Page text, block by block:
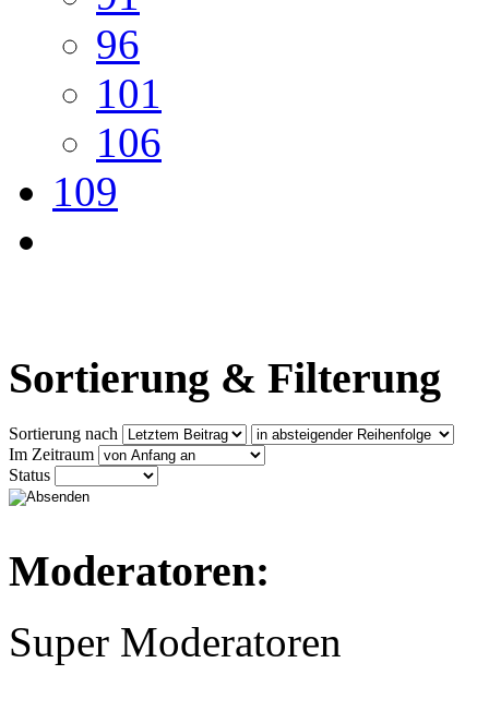
96
101
106
109
Sortierung & Filterung
Sortierung nach
Im Zeitraum
Status
Moderatoren:
Super Moderatoren